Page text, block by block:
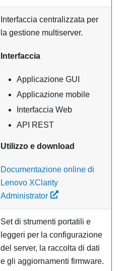
Interfaccia centralizzata per
la gestione multiserver.
Interfaccia
Applicazione GUI
Applicazione mobile
Interfaccia Web
API REST
Utilizzo e download
Documentazione online di
Lenovo XClarity
Administrator
Set di strumenti portatili e
leggeri per la configurazione
del server, la raccolta di dati
e gli aggiornamenti firmware.